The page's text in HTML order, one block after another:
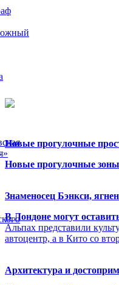
Новые прогулочные
Новые прогулочные
Знаменосец Бэнкси,
В Лондоне могут
Альпах представили
автоцентр, а в Кито со
Архитектура и